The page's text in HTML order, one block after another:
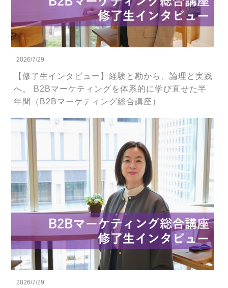
2026/7/29
【修了生インタビュー】経験と勘から、論理と実践
へ。 B2Bマーケティングを体系的に学び直せた半
年間（B2Bマーケティング総合講座）
2026/7/29